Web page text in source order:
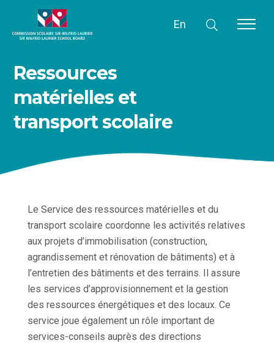
En
Ressources
matérielles et
transport scolaire
Le Service des ressources matérielles et du
transport scolaire coordonne les activités relatives
aux projets d’immobilisation (construction,
agrandissement et rénovation de bâtiments) et à
l’entretien des bâtiments et des terrains. Il assure
les services d’approvisionnement et la gestion
des ressources énergétiques et des locaux. Ce
service joue également un rôle important de
services-conseils auprès des directions